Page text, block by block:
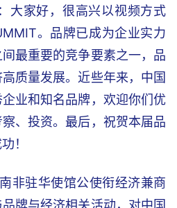
大家好，很高兴以视频方式
。品牌已成为企业实力
最重要的竞争要素之一，品
质量发展。近些年来，中国
业和知名品牌，欢迎你们优
、投资。最后，祝贺本届品
！
非驻华使馆公使衔经济兼商
牌与经济相关活动，对中国